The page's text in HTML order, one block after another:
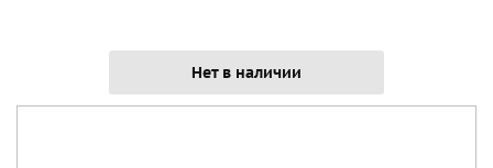
Нет в наличии